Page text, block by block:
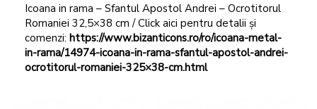
Icoana in rama – Sfantul Apostol Andrei – Ocrotitorul
Romaniei 32,5×38 cm / Click aici pentru detalii și
comenzi: https://www.bizanticons.ro/ro/icoana-metal-
in-rama/14974-icoana-in-rama-sfantul-apostol-andrei-
ocrotitorul-romaniei-325×38-cm.html